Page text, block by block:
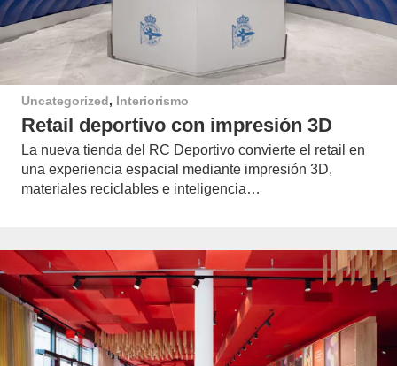
Uncategorized, Interiorismo
Retail deportivo con impresión 3D
La nueva tienda del RC Deportivo convierte el retail en
una experiencia espacial mediante impresión 3D,
materiales reciclables e inteligencia…